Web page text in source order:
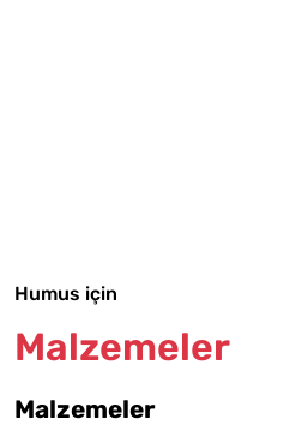
Humus için
Malzemeler
Malzemeler